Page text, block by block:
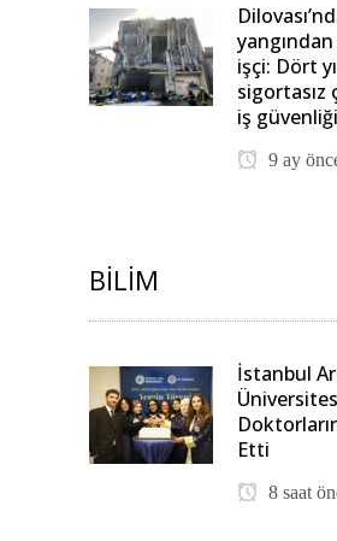
işçi: Dört
sigortasız
iş
9 ay
BILIM
İstanbul
Etti
8 saat